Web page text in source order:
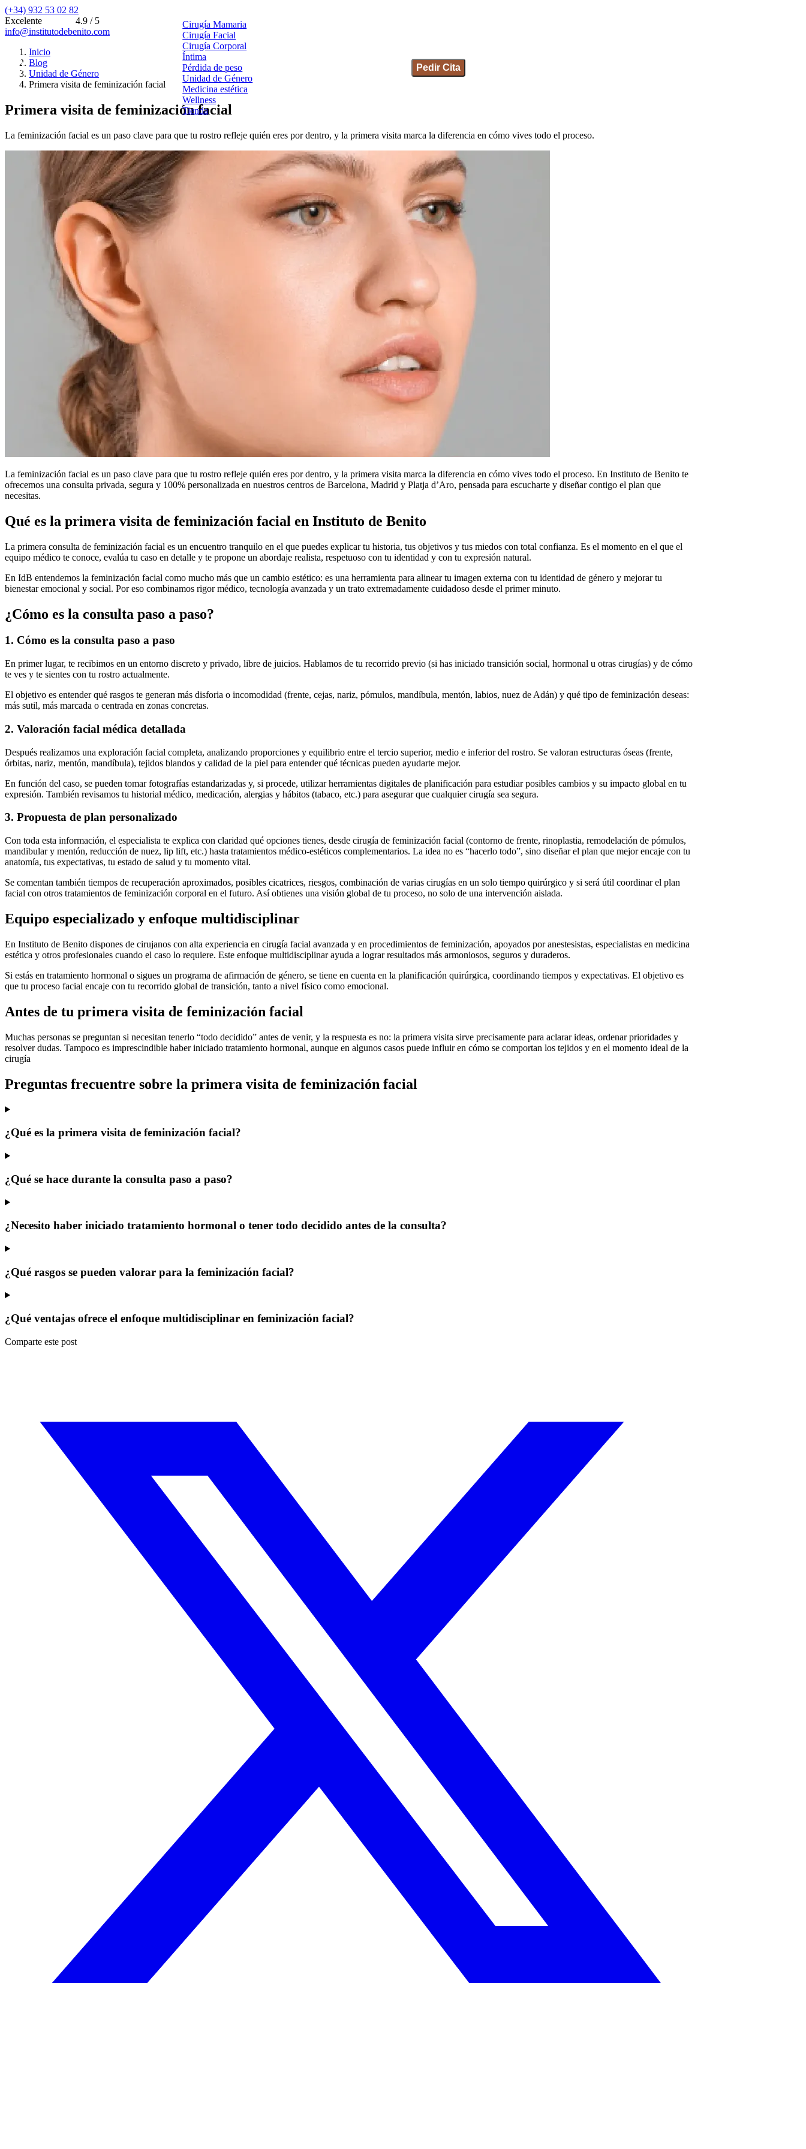
(+34) 932 53 02 82
Excelente
4.9 / 5
info@institutodebenito.com
Cirugía Mamaria
Cirugía Facial
Cirugía Corporal
Íntima
Pérdida de peso
Unidad de Género
Medicina estética
Wellness
Tienda
Pedir Cita
Inicio
Blog
Unidad de Género
Primera visita de feminización facial
Primera visita de feminización facial
La feminización facial es un paso clave para que tu rostro refleje quién eres por dentro, y la primera visita marca la diferencia en cómo vives todo el proceso.
La feminización facial es un paso clave para que tu rostro refleje quién eres por dentro, y la primera visita marca la diferencia en cómo vives todo el proceso. En Instituto de Benito te
ofrecemos una consulta privada, segura y 100% personalizada en nuestros centros de Barcelona, Madrid y Platja d’Aro, pensada para escucharte y diseñar contigo el plan que
necesitas.
Qué es la primera visita de feminización facial en Instituto de Benito
La primera consulta de feminización facial es un encuentro tranquilo en el que puedes explicar tu historia, tus objetivos y tus miedos con total confianza. Es el momento en el que el
equipo médico te conoce, evalúa tu caso en detalle y te propone un abordaje realista, respetuoso con tu identidad y con tu expresión natural.
En IdB entendemos la feminización facial como mucho más que un cambio estético: es una herramienta para alinear tu imagen externa con tu identidad de género y mejorar tu
bienestar emocional y social. Por eso combinamos rigor médico, tecnología avanzada y un trato extremadamente cuidadoso desde el primer minuto.
¿Cómo es la consulta paso a paso?
1. Cómo es la consulta paso a paso
En primer lugar, te recibimos en un entorno discreto y privado, libre de juicios. Hablamos de tu recorrido previo (si has iniciado transición social, hormonal u otras cirugías) y de cómo
te ves y te sientes con tu rostro actualmente.
El objetivo es entender qué rasgos te generan más disforia o incomodidad (frente, cejas, nariz, pómulos, mandíbula, mentón, labios, nuez de Adán) y qué tipo de feminización deseas:
más sutil, más marcada o centrada en zonas concretas.
2. Valoración facial médica detallada
Después realizamos una exploración facial completa, analizando proporciones y equilibrio entre el tercio superior, medio e inferior del rostro. Se valoran estructuras óseas (frente,
órbitas, nariz, mentón, mandíbula), tejidos blandos y calidad de la piel para entender qué técnicas pueden ayudarte mejor.
En función del caso, se pueden tomar fotografías estandarizadas y, si procede, utilizar herramientas digitales de planificación para estudiar posibles cambios y su impacto global en tu
expresión. También revisamos tu historial médico, medicación, alergias y hábitos (tabaco, etc.) para asegurar que cualquier cirugía sea segura.
3. Propuesta de plan personalizado
Con toda esta información, el especialista te explica con claridad qué opciones tienes, desde cirugía de feminización facial (contorno de frente, rinoplastia, remodelación de pómulos,
mandibular y mentón, reducción de nuez, lip lift, etc.) hasta tratamientos médico‑estéticos complementarios. La idea no es “hacerlo todo”, sino diseñar el plan que mejor encaje con tu
anatomía, tus expectativas, tu estado de salud y tu momento vital.
Se comentan también tiempos de recuperación aproximados, posibles cicatrices, riesgos, combinación de varias cirugías en un solo tiempo quirúrgico y si será útil coordinar el plan
facial con otros tratamientos de feminización corporal en el futuro. Así obtienes una visión global de tu proceso, no solo de una intervención aislada.
Equipo especializado y enfoque multidisciplinar
En Instituto de Benito dispones de cirujanos con alta experiencia en cirugía facial avanzada y en procedimientos de feminización, apoyados por anestesistas, especialistas en medicina
estética y otros profesionales cuando el caso lo requiere. Este enfoque multidisciplinar ayuda a lograr resultados más armoniosos, seguros y duraderos.
Si estás en tratamiento hormonal o sigues un programa de afirmación de género, se tiene en cuenta en la planificación quirúrgica, coordinando tiempos y expectativas. El objetivo es
que tu proceso facial encaje con tu recorrido global de transición, tanto a nivel físico como emocional.
Antes de tu primera visita de feminización facial
Muchas personas se preguntan si necesitan tenerlo “todo decidido” antes de venir, y la respuesta es no: la primera visita sirve precisamente para aclarar ideas, ordenar prioridades y
resolver dudas. Tampoco es imprescindible haber iniciado tratamiento hormonal, aunque en algunos casos puede influir en cómo se comportan los tejidos y en el momento ideal de la
cirugía
Preguntas frecuentre sobre la primera visita de feminización facial
¿Qué es la primera visita de feminización facial?
¿Qué se hace durante la consulta paso a paso?
¿Necesito haber iniciado tratamiento hormonal o tener todo decidido antes de la consulta?
¿Qué rasgos se pueden valorar para la feminización facial?
¿Qué ventajas ofrece el enfoque multidisciplinar en feminización facial?
Comparte este post